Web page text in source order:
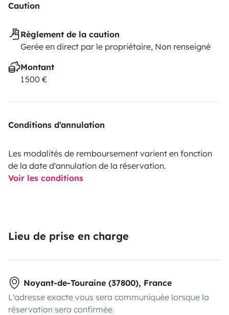
Caution
Règlement de la caution
Gerée en direct par le propriétaire, Non renseigné
Montant
1 500 €
Conditions d’annulation
Les modalités de remboursement varient en fonction
de la date d'annulation de la réservation.
Voir les conditions
Lieu de prise en charge
Noyant-de-Touraine (37800), France
L'adresse exacte vous sera communiquée lorsque la
réservation sera confirmée.